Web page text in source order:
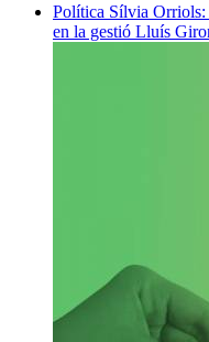
Política Sílvia Orriols:
en la gestió Lluís